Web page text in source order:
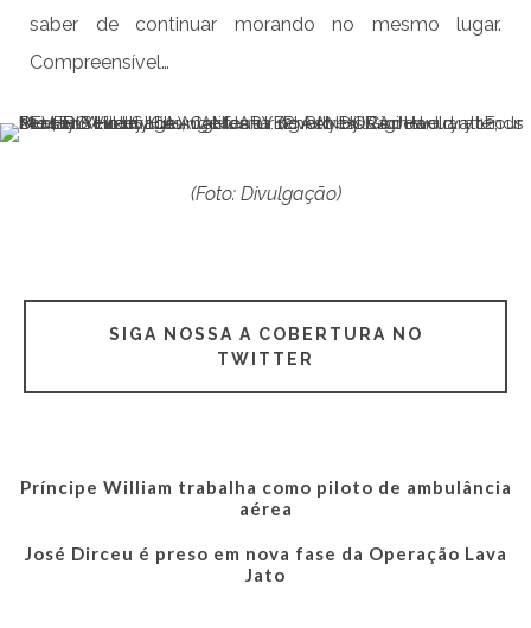
saber de continuar morando no mesmo lugar.
Compreensível…
(Foto: Divulgação)
SIGA NOSSA A COBERTURA NO
TWITTER
Príncipe William trabalha como piloto de ambulância
aérea
José Dirceu é preso em nova fase da Operação Lava
Jato